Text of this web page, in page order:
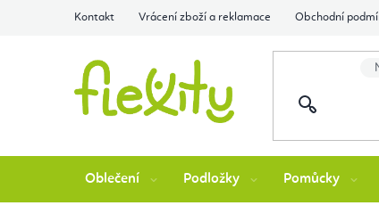
Kontakt Vrácení zboží a reklamace Obchodní
Oblečení Podložky Pomůcky